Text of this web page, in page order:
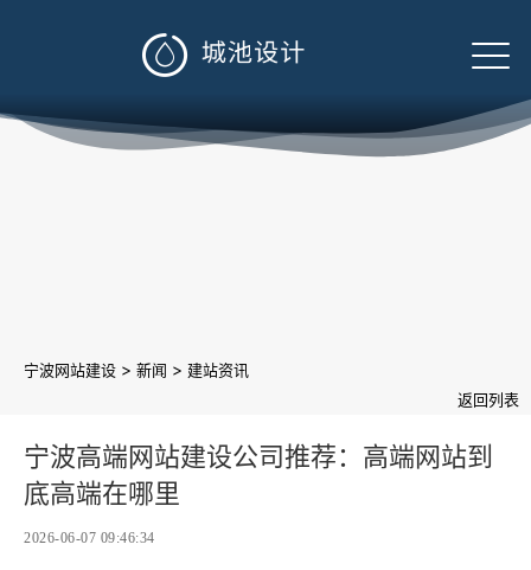

宁波网站建设 > 新闻 > 建站资讯
返回列表
宁波高端网站建设公司推荐：高端网站到
底高端在哪里
2026-06-07 09:46:34